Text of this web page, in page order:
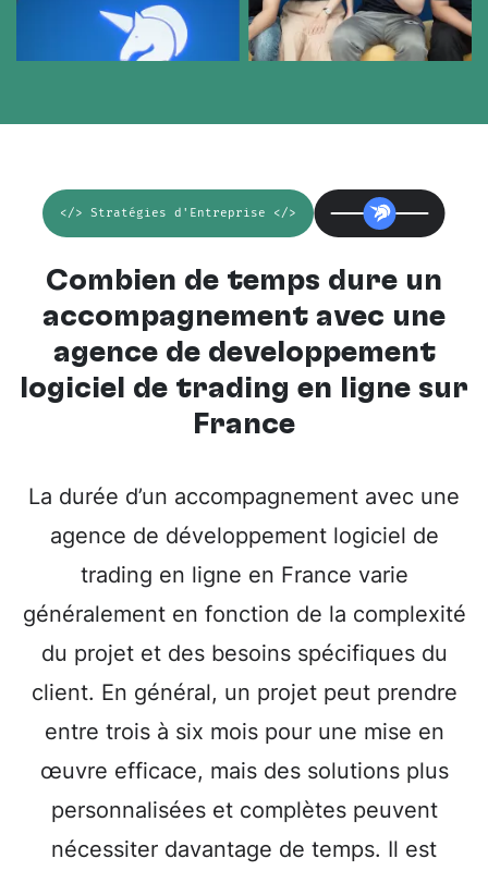
</> Stratégies d'Entreprise </>
Combien de temps dure un
accompagnement avec une
agence de développement
logiciel de trading en ligne sur
France
La durée d’un accompagnement avec une
agence de développement logiciel de
trading en ligne en France varie
généralement en fonction de la complexité
du projet et des besoins spécifiques du
client. En général, un projet peut prendre
entre trois à six mois pour une mise en
œuvre efficace, mais des solutions plus
personnalisées et complètes peuvent
nécessiter davantage de temps. Il est